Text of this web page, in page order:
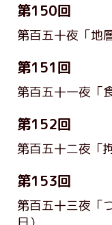
第150回
第百五十夜「地
第151回
第百五十一夜「
第152回
第百五十二夜「
第153回
第百五十三夜「